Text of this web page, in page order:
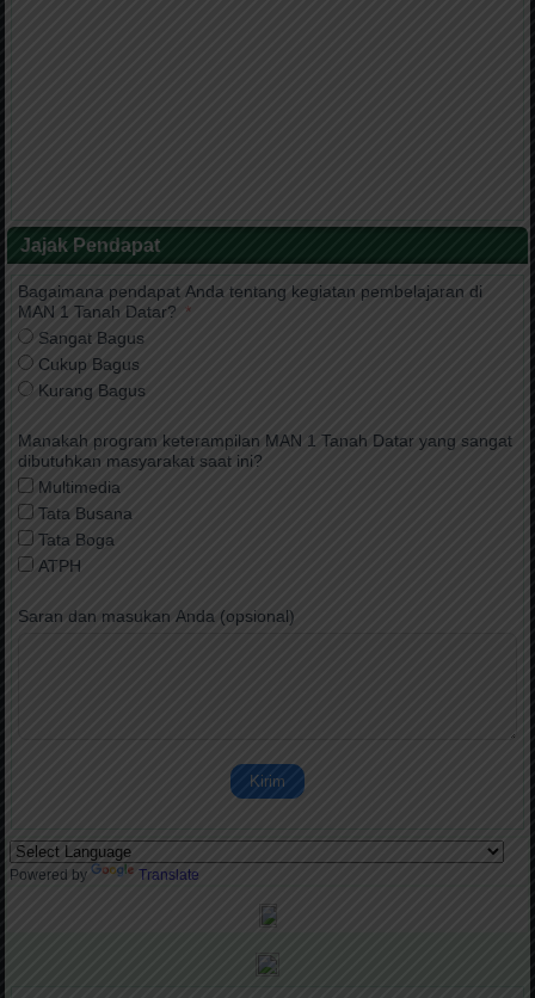
Jajak Pendapat
Bagaimana pendapat Anda tentang kegiatan pembelajaran di
MAN 1 Tanah Datar?
Sangat Bagus
Cukup Bagus
Kurang Bagus
Manakah program keterampilan MAN 1 Tanah Datar yang sangat
dibutuhkan masyarakat saat ini?
Multimedia
Tata Busana
Tata Boga
ATPH
Saran dan masukan Anda (opsional)
Kirim
Powered by Translate